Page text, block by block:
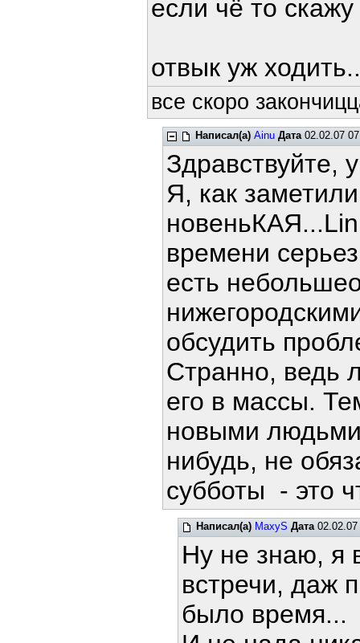
если чё то
отвык уж
все скоро
Написал(а) Ainu Дата02.02.07
Здравствуйте,
Я, как
времени
есть
обсудить
Странно, ведь
его в массы.
новыми
нибудь, не
субботы - это
Написал(а) MaxyS Дата02.02.07
Ну не знаю, я
встречи, даж
было время...